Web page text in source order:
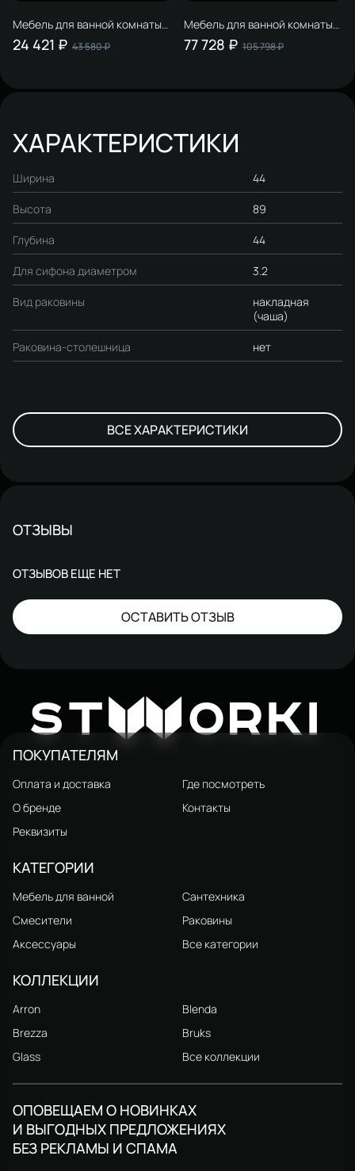
Мебель для ванной комнаты
STWORKI Карлстад 75 дуб
рустикальный, в стиле лофт,
24 421 ₽ 43 580 ₽
Мебель для ванной комнаты
STWORKI Берген 100 белая с
темной столешницей,
77 728 ₽ 105 798 ₽
ХАРАКТЕРИСТИКИ
Ширина 44
Высота 89
Глубина 44
Для сифона диаметром 3.2
Вид раковины
накладная
(чаша)
Раковина-столешница нет
ВСЕ ХАРАКТЕРИСТИКИ
ОТЗЫВЫ
ОТЗЫВОВ ЕЩЕ НЕТ
ОСТАВИТЬ ОТЗЫВ
STW ORKI
ПОКУПАТЕЛЯМ
Оплата и доставка
Где посмотреть
О бренде
Контакты
Реквизиты
КАТЕГОРИИ
Мебель для ванной
Сантехника
Смесители
Раковины
Аксессуары
Все категории
КОЛЛЕКЦИИ
Arron
Blenda
Brezza
Bruks
Glass
Все коллекции
ОПОВЕЩАЕМ О НОВИНКАХ
И ВЫГОДНЫХ ПРЕДЛОЖЕНИЯХ
БЕЗ РЕКЛАМЫ И СПАМА